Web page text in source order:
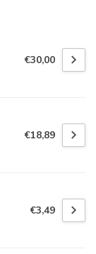
€30,00
€18,89
€3,49